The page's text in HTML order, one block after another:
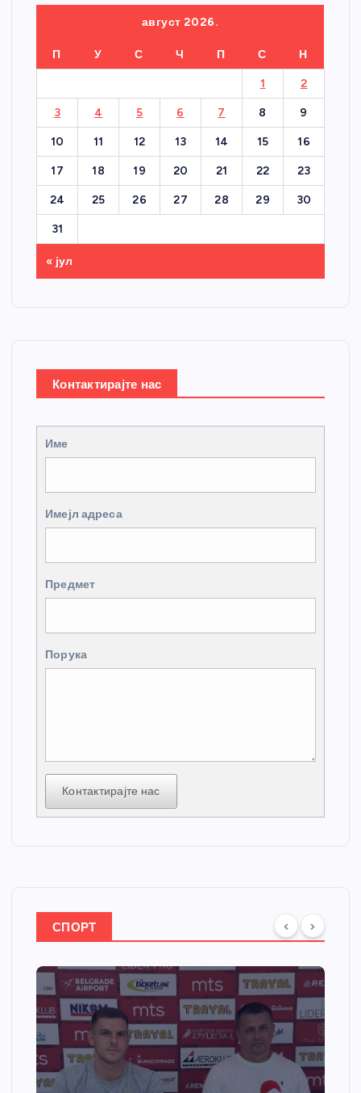
август 2026.
П У С Ч П С Н
1 2
3 4 5 6 7 8 9
10 11 12 13 14 15 16
17 18 19 20 21 22 23
24 25 26 27 28 29 30
31
« јул
Контактирајте нас
Име
Имејл адреса
Предмет
Порука
Контактирајте нас
СПОРТ